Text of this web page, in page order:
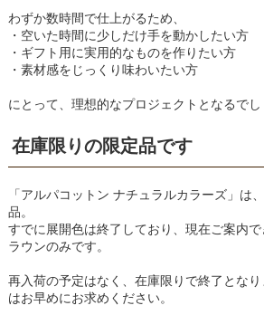
わずか数時間で仕上がるため、
・空いた時間に少しだけ手を動かしたい方
・ギフト用に実用的なものを作りたい方
・素材感をじっくり味わいたい方
にとって、理想的なプロジェクトとなるでし
在庫限りの限定品です
「アルパコットン ナチュラルカラーズ」は
品。
すでに展開色は終了しており、現在ご案内
ラウンのみです。
再入荷の予定はなく、在庫限りで終了とな
はお早めにお求めください。